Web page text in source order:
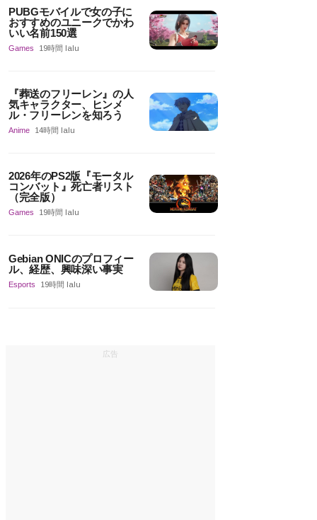
PUBGモバイルで女の子に
おすすめのユニークでかわ
いい名前150選
Games 19時間 lalu
『葬送のフリーレン』の人
気キャラクター、ヒンメ
ル・フリーレンを知ろう
Anime 14時間 lalu
2026年のPS2版『モータル
コンバット』死亡者リスト
（完全版）
Games 19時間 lalu
Gebian ONICのプロフィー
ル、経歴、興味深い事実
Esports 19時間 lalu
広告